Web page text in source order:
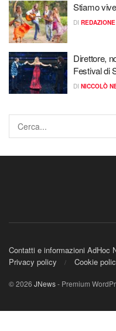
Stiamo
DI REDAZIONE
Direttore,
Festival di
DI NICCOLÒ
Contatti e informazioni AdHoc
Privacy policy
Cookie
© 2026 JNews- Premium